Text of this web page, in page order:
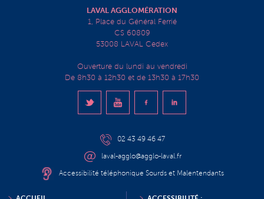
LAVAL AGGLOMÉRATION
1, Place du Général Ferrié
CS 60809
53008 LAVAL Cedex
Ouverture du lundi au vendredi
De 8h30 à 12h30 et de 13h30 à 17h30
02 43 49 46 47
laval-agglo@agglo-laval.fr
Accessibilité téléphonique Sourds et Malentendants